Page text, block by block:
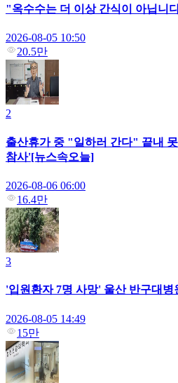
"옥수수는 더 이상 간식이 아닙니
2026-08-05 10:50
20.5만
2
출산휴가 중 "일하러 간다" 끝내
참사'[뉴스속오늘]
2026-08-06 06:00
16.4만
3
'입원환자 7명 사망' 울산 반구대병
2026-08-05 14:49
15만